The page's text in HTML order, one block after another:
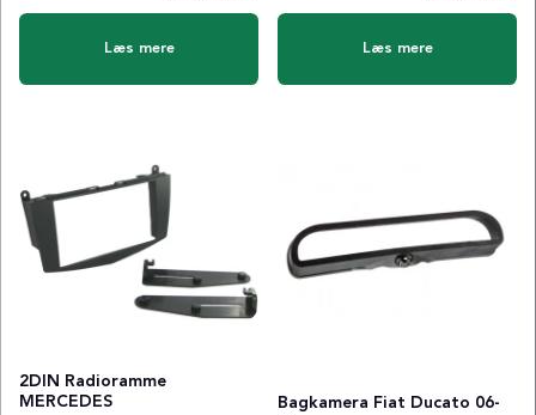
Læs mere Læs mere
2DIN Radioramme
MERCEDES
Bagkamera Fiat Ducato 06-